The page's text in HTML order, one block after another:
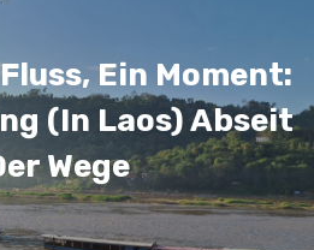
Ein Moment:
(in Laos) Abseit
Wege